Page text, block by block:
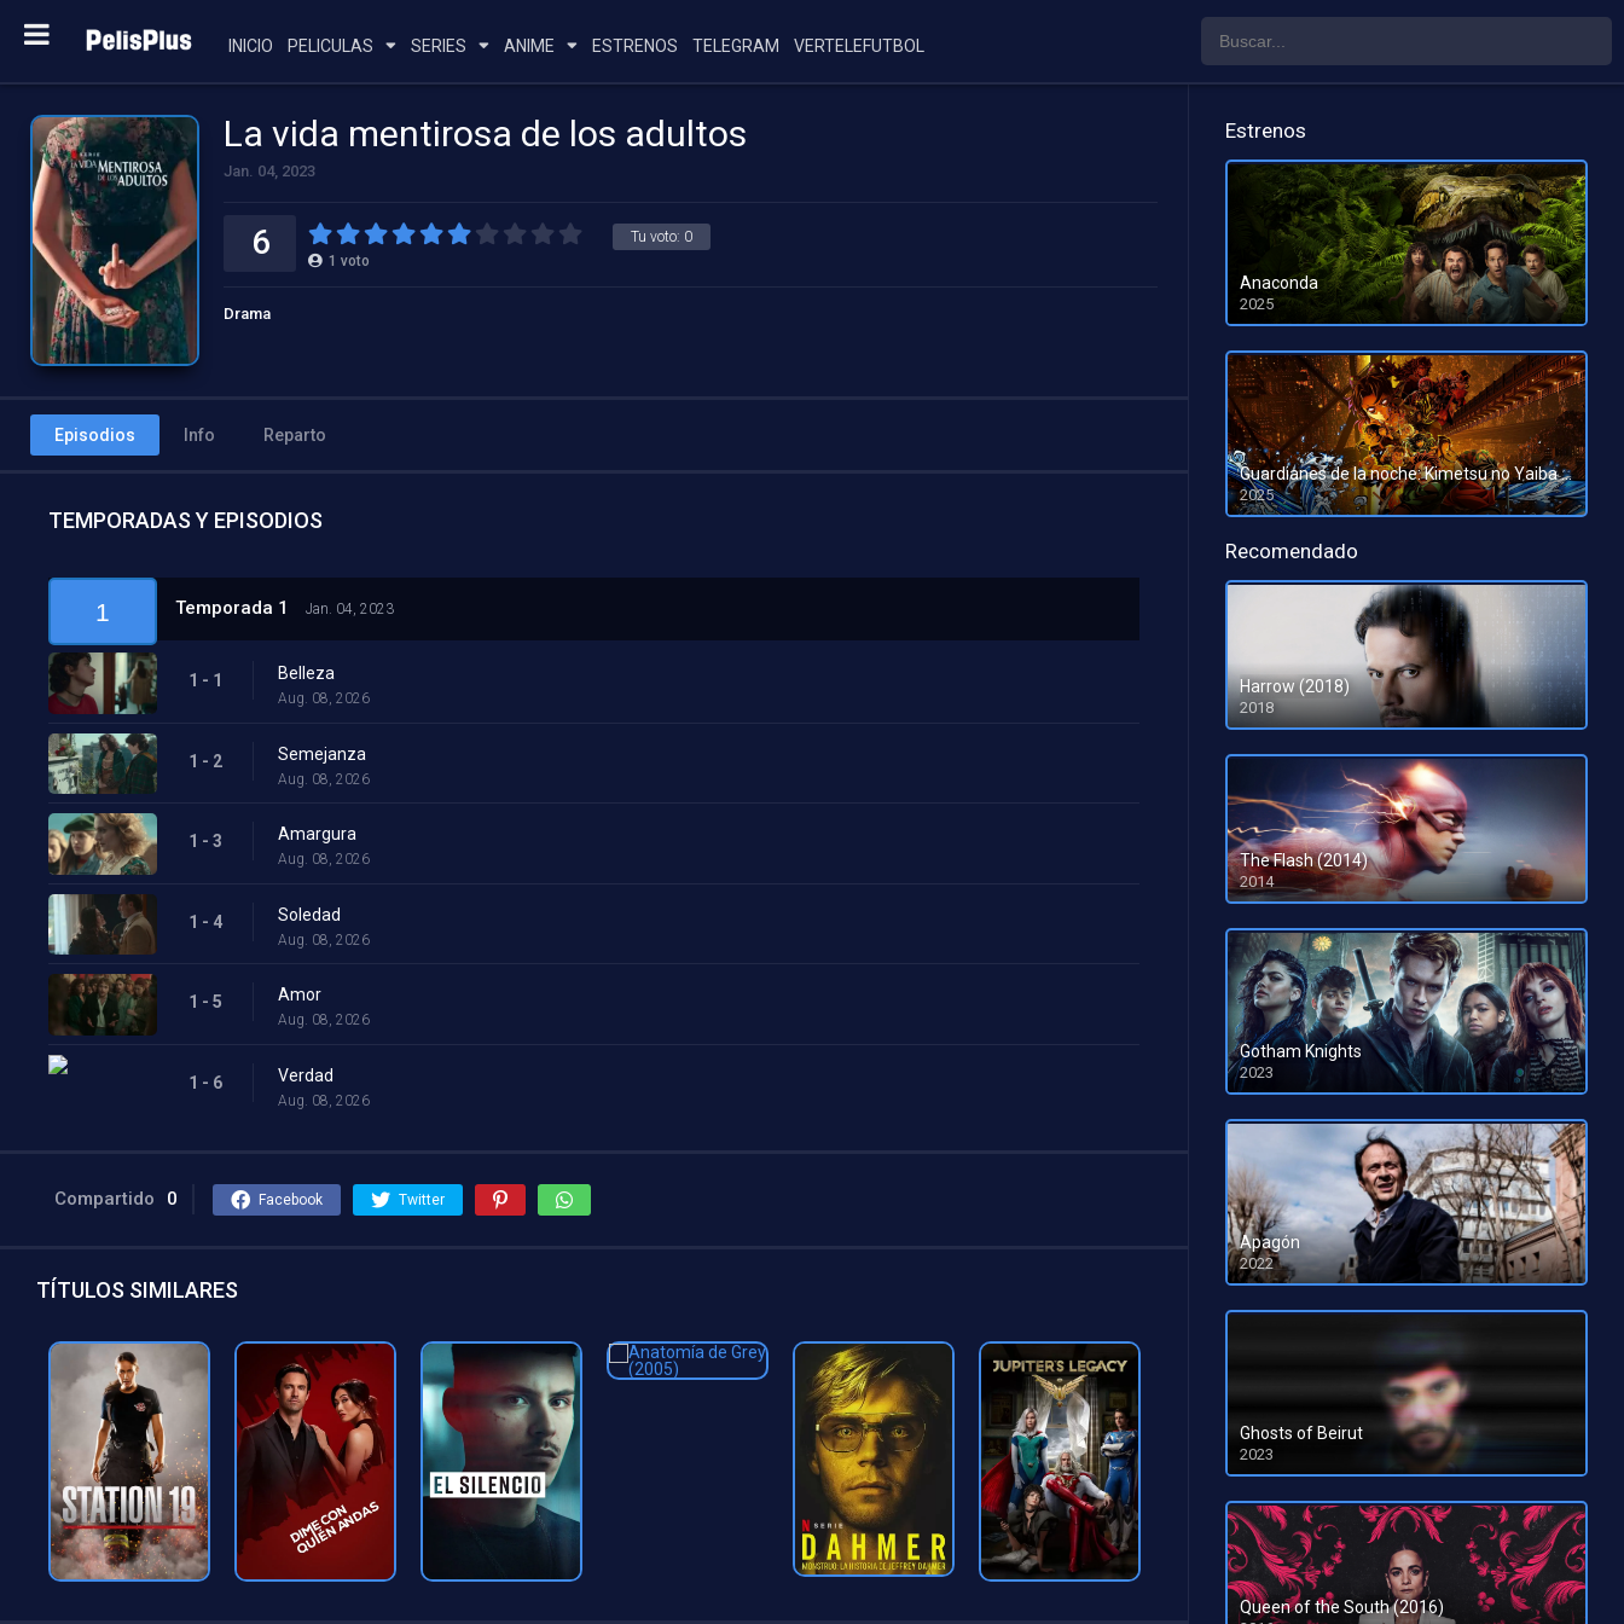
INICIO PELICULAS SERIES ANIME ESTRENOS TELEGRAM VERTELEFUTBOL
La vida mentirosa de los adultos
Jan. 04, 2023
Tu voto: 0
6 1 voto
Drama
Episodios Info Reparto
TEMPORADAS Y EPISODIOS
1 Temporada 1 Jan. 04, 2023
1 - 1 Belleza
Aug. 08, 2026
1 - 2 Semejanza
Aug. 08, 2026
1 - 3 Amargura
Aug. 08, 2026
1 - 4 Soledad
Aug. 08, 2026
1 - 5 Amor
Aug. 08, 2026
1 - 6 Verdad
Aug. 08, 2026
Compartido 0 Facebook Twitter
TÍTULOS SIMILARES
Estrenos
Anaconda
2025
HD 1080pHD 720p
Guardianes de la noche: Kimetsu no Yaiba La fortaleza infinita
2025
HD 1080pHD 720p
Recomendado
Harrow (2018)
2018
The Flash (2014)
2014
Gotham Knights
2023
HD 1080pHD 720p
Apagón
2022
HD 1080pHD 720p
Ghosts of Beirut
2023
HD 1080pHD 720p
Queen of the South (2016)